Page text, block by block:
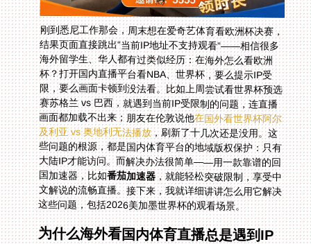
刚到悉尼工作那会，周末想在爱奇艺体育看欧洲杯决赛，
结果页面直接跳出“当前IP地址不支持观看”——相信很多
海外留学生、华人都有过类似经历：在海外怎么看欧洲
杯？打开国内直播平台看NBA、世界杯，要么提示IP受
限，要么画面卡顿到没法看。比如上周尝试看世界杯预选
赛苏格兰 vs 巴西，就遇到当前IP受限制的问题，连直播
画面都加载不出来；朋友在伦敦说他在国外看世界杯阿尔
及利亚 vs 奥地利无法播放，刷新了十几次还是没用。这
些问题的根源，都是国内体育平台的地域版权保护：只有
大陆IP才能访问。而解决办法很简单——用一款靠谱的回
国加速器，比如番茄加速器，就能轻松突破限制，享受中
文解说的流畅直播。接下来，我就详细讲讲怎么用它解决
这些问题，包括2026美加墨世界杯的观看场景。
为什么海外看国内体育直播总是遇到IP